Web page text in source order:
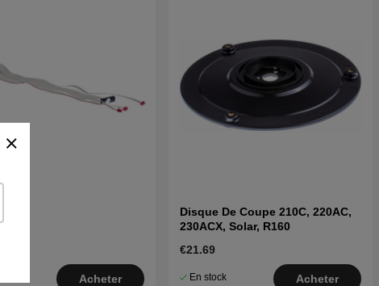
Acheter
Disque De Coupe 210C, 220AC,
230ACX, Solar, R160
€21.69
En stock Acheter